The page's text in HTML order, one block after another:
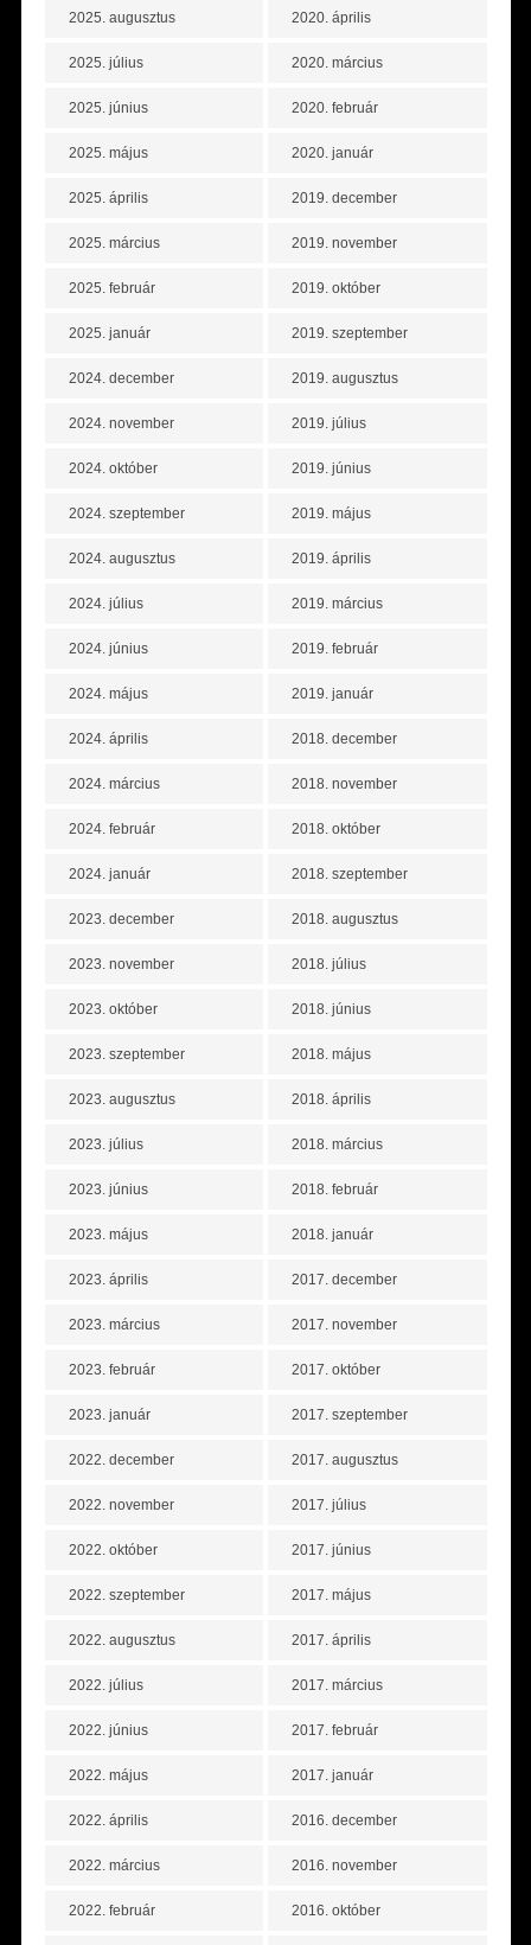
2025. augusztus
2025. július
2025. június
2025. május
2025. április
2025. március
2025. február
2025. január
2024. december
2024. november
2024. október
2024. szeptember
2024. augusztus
2024. július
2024. június
2024. május
2024. április
2024. március
2024. február
2024. január
2023. december
2023. november
2023. október
2023. szeptember
2023. augusztus
2023. július
2023. június
2023. május
2023. április
2023. március
2023. február
2023. január
2022. december
2022. november
2022. október
2022. szeptember
2022. augusztus
2022. július
2022. június
2022. május
2022. április
2022. március
2022. február
2020. április
2020. március
2020. február
2020. január
2019. december
2019. november
2019. október
2019. szeptember
2019. augusztus
2019. július
2019. június
2019. május
2019. április
2019. március
2019. február
2019. január
2018. december
2018. november
2018. október
2018. szeptember
2018. augusztus
2018. július
2018. június
2018. május
2018. április
2018. március
2018. február
2018. január
2017. december
2017. november
2017. október
2017. szeptember
2017. augusztus
2017. július
2017. június
2017. május
2017. április
2017. március
2017. február
2017. január
2016. december
2016. november
2016. október